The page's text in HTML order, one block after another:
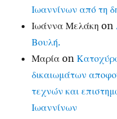
Ιωαννίνων από τη
Ιωάννα Μελάκη on
Βουλή.
Μαρία on
δικαιωμάτων
τεχνών και
Ιωαννίνων